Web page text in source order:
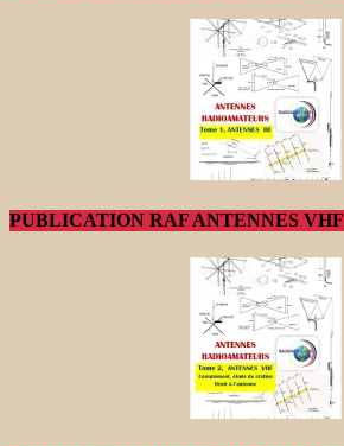
PUBLICATION RAF ANTENNES VHF